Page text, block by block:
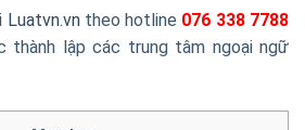
Luatvn.vntheo hotline 076 338 7788
lập các trung tâm ngoại ngữ